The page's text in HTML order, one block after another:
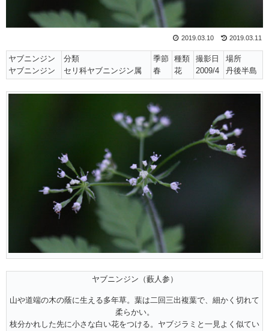
2019.03.10 2019.03.11
ヤブニンジン
ヤブニンジン
分類
セリ科ヤブニンジン属
季節
春
種類
花
撮影日
2009/4
場所
丹後半島
ヤブニンジン（藪人参）
山や道端の木の蔭に生える多年草。葉は二回三出複葉で、細かく切れて
柔らかい。
枝分かれした先に小さな白い花をつける。ヤブジラミと一見よく似てい